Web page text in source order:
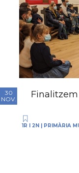
30
NOV.
1R I 2N | PRIMÀRIA